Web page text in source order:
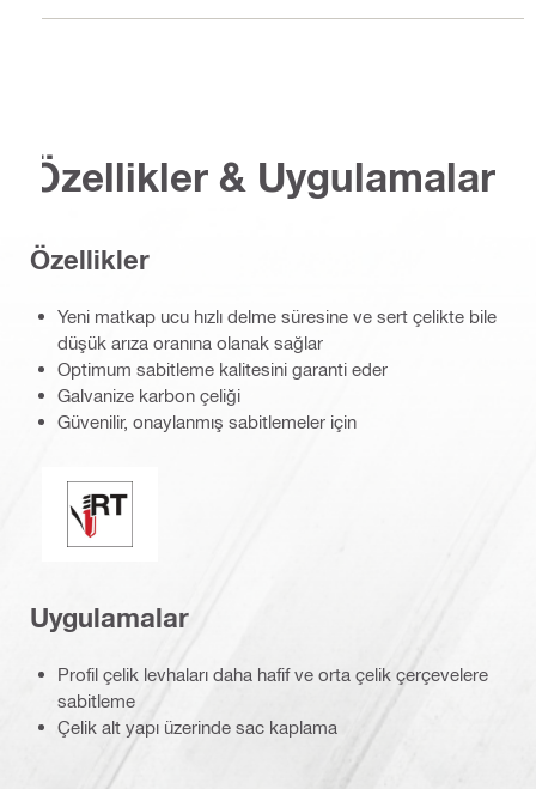
Özellikler & Uygulamalar
Özellikler
Yeni matkap ucu hızlı delme süresine ve sert çelikte bile
düşük arıza oranına olanak sağlar
Optimum sabitleme kalitesini garanti eder
Galvanize karbon çeliği
Güvenilir, onaylanmış sabitlemeler için
Mükemmel sızdırmazlık / kanallı uç
Uygulamalar
Profil çelik levhaları daha hafif ve orta çelik çerçevelere
sabitleme
Çelik alt yapı üzerinde sac kaplama